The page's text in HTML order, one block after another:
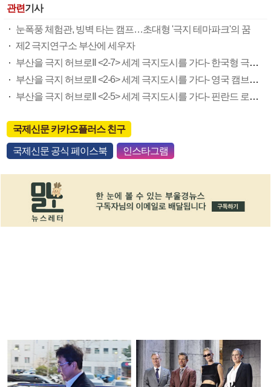
관련기사
눈폭풍 체험관, 빙벽 타는 캠프…초대형 '극지 테마파크'의 꿈
제2 극지연구소 부산에 세우자
부산을 극지 허브로Ⅱ <2-7> 세계 극지도시를 가다- 한국형 극지타운 모델 정립
부산을 극지 허브로Ⅱ <2-6> 세계 극지도시를 가다- 영국 캠브리지
부산을 극지 허브로Ⅱ <2-5> 세계 극지도시를 가다- 핀란드 로바니에미
국제신문 카카오플러스 친구
국제신문 공식 페이스북 인스타그램